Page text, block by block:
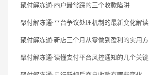
聚付解冻通·商户最常踩的三个收款陷阱
聚付解冻通·平台争议处理机制的最新变化解读
聚付解冻通·新店三个月从零做到盈利的实用
聚付解冻通·读懂支付平台风控通知的几个关